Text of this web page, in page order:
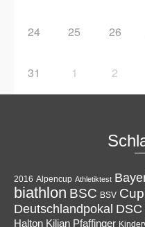
24 25 26
31 1 2
2016 Alpencup Athletiktest
biathlon BSC BSV Cup
Deutschlandpokal DSC
Halton Kilian Pfaffinger